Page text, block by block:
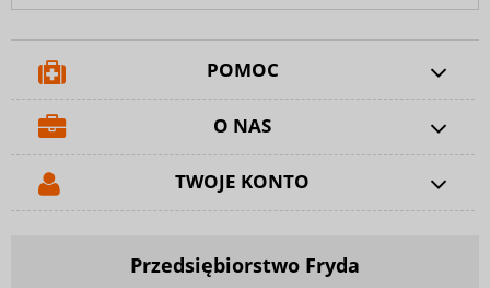
POMOC
O NAS
TWOJE KONTO
Przedsiębiorstwo Fryda